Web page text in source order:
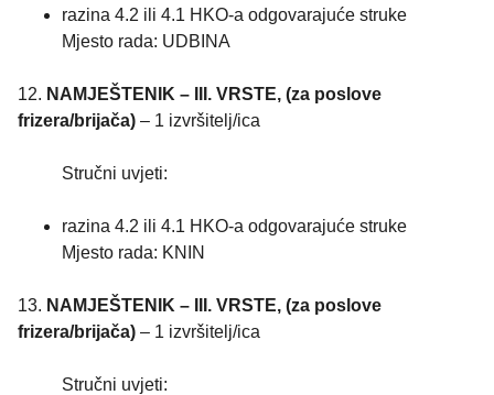
razina 4.2 ili 4.1 HKO-a odgovarajuće struke
Mjesto rada: UDBINA
12. NAMJEŠTENIK – III. VRSTE, (za poslove
frizera/brijača) – 1 izvršitelj/ica
Stručni uvjeti:
razina 4.2 ili 4.1 HKO-a odgovarajuće struke
Mjesto rada: KNIN
13. NAMJEŠTENIK – III. VRSTE, (za poslove
frizera/brijača) – 1 izvršitelj/ica
Stručni uvjeti: